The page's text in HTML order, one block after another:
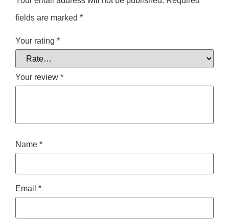
fields are marked *
Your rating *
Your review *
Name *
Email *